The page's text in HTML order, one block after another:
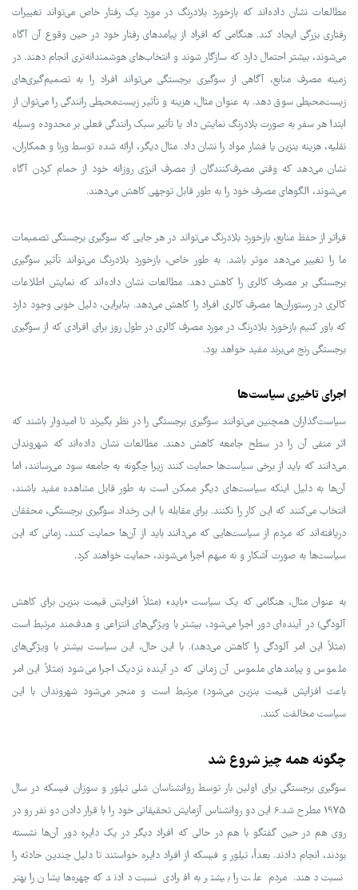
مطالعات نشان داده‌اند که بازخورد بلادرنگ در مورد یک رفتار خاص می‌تواند تغییرات
رفتاری بزرگی ایجاد کند. هنگامی که افراد از پیامدهای رفتار خود در حین وقوع آن آگاه
می‌شوند، بیشتر احتمال دارد که سازگار شوند و انتخاب‌های هوشمندانه‌تری انجام دهند. در
زمینه مصرف منابع، آگاهی از سوگیری برجستگی می‌تواند افراد را به تصمیم‌گیری‌های
زیست‌محیطی سوق دهد. به عنوان مثال، هزینه و تأثیر زیست‌محیطی رانندگی را می‌توان از
ابتدا هر سفر به صورت بلادرنگ نمایش داد یا تأثیر سبک رانندگی فعلی بر محدوده وسیله
نقلیه، هزینه بنزین یا فشار مواد را نشان داد. مثال دیگر، ارائه شده توسط ورنا و همکاران،
نشان می‌دهد که وقتی مصرف‌کنندگان از مصرف انرژی روزانه خود از حمام کردن آگاه
می‌شوند، الگوهای مصرف خود را به طور قابل توجهی کاهش می‌دهند.
فراتر از حفظ منابع، بازخورد بلادرنگ می‌تواند در هر جایی که سوگیری برجستگی تصمیمات
ما را تغییر می‌دهد موثر باشد. به طور خاص، بازخورد بلادرنگ می‌تواند تأثیر سوگیری
برجستگی بر مصرف کالری را کاهش دهد. مطالعات نشان داده‌اند که نمایش اطلاعات
کالری در رستوران‌ها مصرف کالری افراد را کاهش می‌دهد. بنابراین، دلیل خوبی وجود دارد
که باور کنیم بازخورد بلادرنگ در مورد مصرف کالری در طول روز برای افرادی که از سوگیری
برجستگی رنج می‌برند مفید خواهد بود.
اجرای تاخیری سیاست‌ها
سیاست‌گذاران همچنین می‌توانند سوگیری برجستگی را در نظر بگیرند تا امیدوار باشند که
اثر منفی آن را در سطح جامعه کاهش دهند. مطالعات نشان داده‌اند که شهروندان
می‌دانند که باید از برخی سیاست‌ها حمایت کنند زیرا چگونه به جامعه سود می‌رسانند، اما
آن‌ها به دلیل اینکه سیاست‌های دیگر ممکن است به طور قابل مشاهده مفید باشند،
انتخاب می‌کنند که این کار را نکنند. برای مقابله با این رخداد سوگیری برجستگی، محققان
دریافته‌اند که مردم از سیاست‌هایی که می‌دانند باید از آن‌ها حمایت کنند، زمانی که این
سیاست‌ها به صورت آشکار و نه مبهم اجرا می‌شوند، حمایت خواهند کرد.
به عنوان مثال، هنگامی که یک سیاست «باید» (مثلاً افزایش قیمت بنزین برای کاهش
آلودگی) در آینده‌ای دور اجرا می‌شود، بیشتر با ویژگی‌های انتزاعی و هدف‌مند مرتبط است
(مثلاً این امر آلودگی را کاهش می‌دهد). با این حال، این سیاست بیشتر با ویژگی‌های
ملموس و پیامدهای ملموس آن زمانی که در آینده نزدیک اجرا می‌شود (مثلاً این امر
باعث افزایش قیمت بنزین می‌شود) مرتبط است و منجر می‌شود شهروندان با این
سیاست مخالفت کنند.
چگونه همه چیز شروع شد
سوگیری برجستگی برای اولین بار توسط روانشناسان شلی تیلور و سوزان فیسکه در سال
1975 مطرح شد.6 این دو روانشناس آزمایش تحقیقاتی خود را با قرار دادن دو نفر رو در
روی هم در حین گفتگو با هم در حالی که افراد دیگر در یک دایره دور آن‌ها نشسته
بودند، انجام دادند. بعداً، تیلور و فیسکه از افراد دایره خواستند تا دلیل چندین حادثه را
نسبت دهند. مردم علت را بیشتر به افرادی نسبت دادند که چهره‌هایشان را بهتر